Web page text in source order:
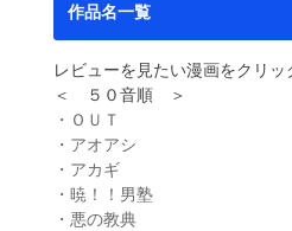
作品名一覧
レビューを見たい漫画をクリッ
＜ ５０音順 ＞
・ＯＵＴ
・アオアシ
・アカギ
・暁！！男塾
・悪の教典